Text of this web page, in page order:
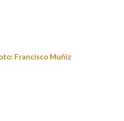
Francisco Muñiz